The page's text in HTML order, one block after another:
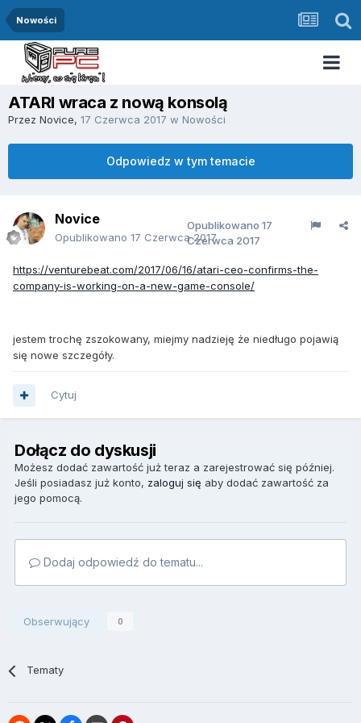
Nowości
ATARI wraca z nową konsolą
Przez Novice, 17 Czerwca 2017 w Nowości
Odpowiedz w tym temacie
Novice
Opublikowano 17 Czerwca 2017
Opublikowano 17
Czerwca 2017
https://venturebeat.com/2017/06/16/atari-ceo-confirms-the-
company-is-working-on-a-new-game-console/
jestem trochę zszokowany, miejmy nadzieję że niedługo pojawią
się nowe szczegóły.
Cytuj
Dołącz do dyskusji
Możesz dodać zawartość już teraz a zarejestrować się później.
Jeśli posiadasz już konto, zaloguj się aby dodać zawartość za
jego pomocą.
Dodaj odpowiedź do tematu...
Obserwujący 0
Tematy